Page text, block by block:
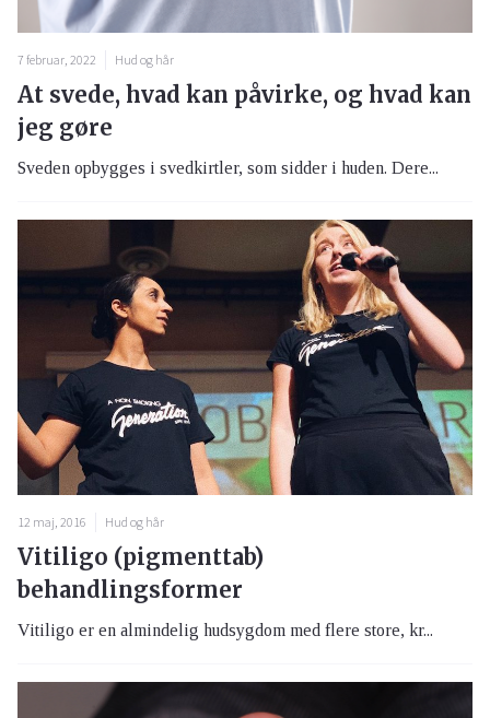
7 februar, 2022 Hud og hår
At svede, hvad kan påvirke, og hvad kan
jeg gøre
Sveden opbygges i svedkirtler, som sidder i huden. Dere...
12 maj, 2016 Hud og hår
Vitiligo (pigmenttab)
behandlingsformer
Vitiligo er en almindelig hudsygdom med flere store, kr...